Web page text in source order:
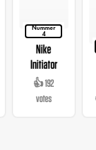
Nummer
4
Nike
Initiator
👍 192
votes